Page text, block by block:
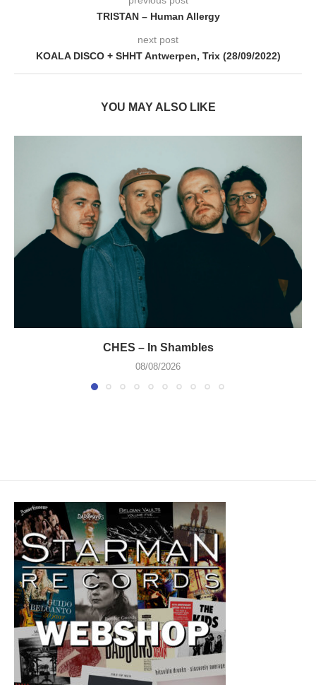
TRISTAN – Human Allergy
next post
KOALA DISCO + SHHT Antwerpen, Trix (28/09/2022)
YOU MAY ALSO LIKE
CHES – In Shambles
08/08/2026